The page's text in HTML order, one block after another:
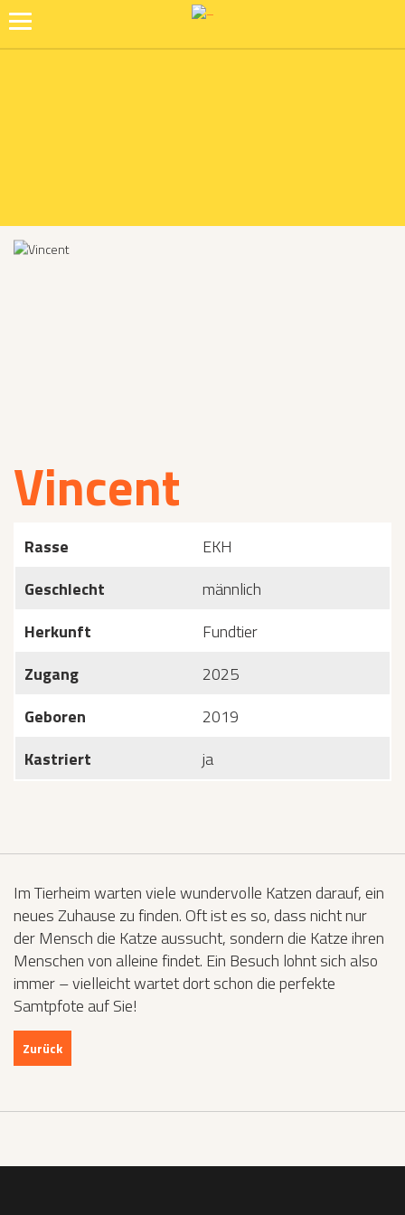
Vincent
Rasse
EKH
Geschlecht
männlich
Herkunft
Fundtier
Zugang
2025
Geboren
2019
Kastriert
ja
Im Tierheim warten viele wundervolle Katzen darauf, ein
neues Zuhause zu finden. Oft ist es so, dass nicht nur
der Mensch die Katze aussucht, sondern die Katze ihren
Menschen von alleine findet. Ein Besuch lohnt sich also
immer – vielleicht wartet dort schon die perfekte
Samtpfote auf Sie!
Zurück